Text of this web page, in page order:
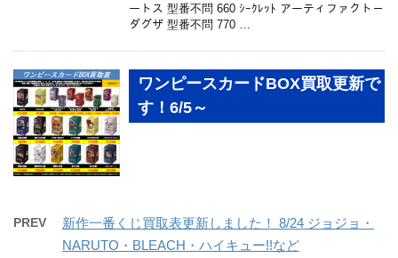
ートス 型番不問 660 ｼｰｸﾚｯﾄ アーティファクト－
ダグザ 型番不問 770 …
ワンピースカードBOX買取更新で
す！6/5～
PREV
新作一番くじ買取表更新しました！ 8/24 ジョジョ・
NARUTO・BLEACH・ハイキュー!!など